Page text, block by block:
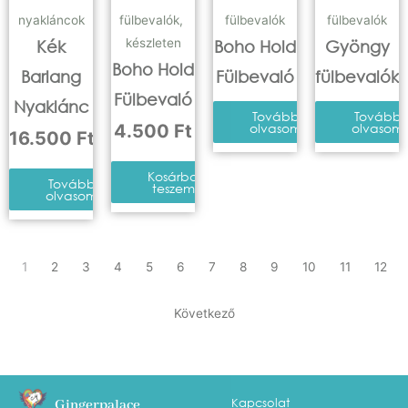
nyakláncok
Kék
Barlang
Nyaklánc
16.500 Ft
Tovább
olvasom
fülbevalók,
készleten
Boho Hold
Fülbevaló
4.500 Ft
Kosárba
teszem
fülbevalók
Boho Hold
Fülbevaló
Tovább
olvasom
fülbevalók
Gyöngy
fülbevalók
Tovább
olvasom
1 2 3 4 5 6 7 8 9 10 11 12
Következő
Kapcsolat